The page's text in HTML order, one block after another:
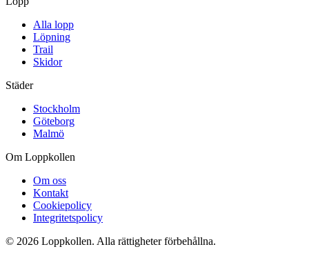
Alla lopp
Löpning
Trail
Skidor
Städer
Stockholm
Göteborg
Malmö
Om Loppkollen
Om oss
Kontakt
Cookiepolicy
Integritetspolicy
© 2026 Loppkollen. Alla rättigheter förbehållna.